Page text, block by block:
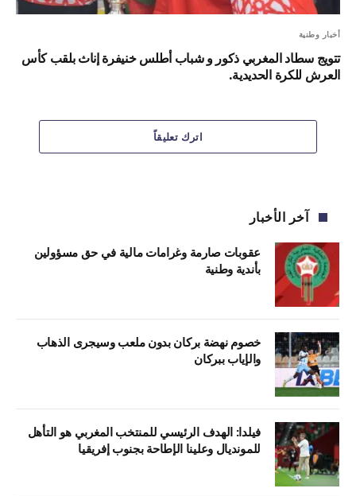
أخبار وطنية
تتويج سطاد المغربي ذكور و شباب أطلس خنيفرة إناث بلقب كأس
العرش للكرة الحديدية.
اترك تعليقاً
آخر الأخبار
عقوبات صارمة وغرامات مالية في حق مسؤولين
بأندية وطنية
خصوم نهضة بركان بدون ملعب وسيجرى الذهاب
والإياب ببركان
فيلدا: الهدف الرئيسي للمنتخب المغربي هو التأهل
للمونديال وعلينا الإطاحة بجنوب إفريقيا